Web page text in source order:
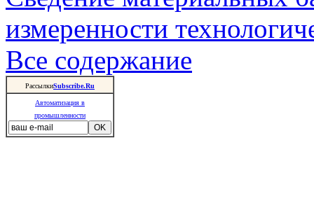
измеренности
Все содержание
РассылкиSubscribe.Ru
Автоматизация в
промышленности